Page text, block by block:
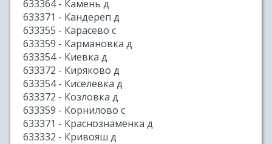
633364 - Камень д
633371 - Кандереп д
633355 - Карасево с
633359 - Кармановка д
633354 - Киевка д
633372 - Киряково д
633354 - Киселевка д
633372 - Козловка д
633359 - Корнилово с
633371 - Краснознаменка д
633332 - Кривояш д